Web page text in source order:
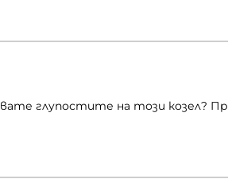
глyпостите на този козел?